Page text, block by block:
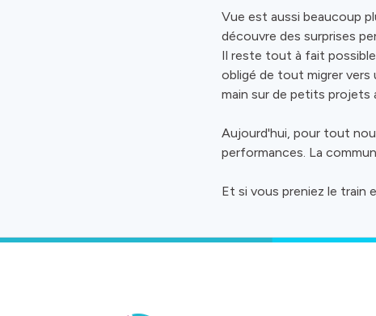
Vue est aussi beaucoup
découvre des surprises
Il reste tout à fait
obligé de tout migrer vers
main sur de petits projets
Aujourd'hui, pour tout
performances. La
Et si vous preniez le train